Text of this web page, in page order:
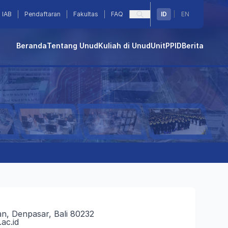
BerandaTentang UnudKuliah di UnudUnitPPIDBerita
IAB Pendaftaran Fakultas FAQ ID EN
Denpasar, Bali 80232